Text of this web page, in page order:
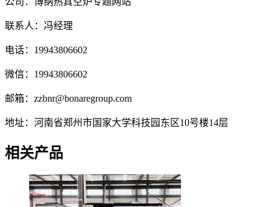
联系人：冯经理
电话：19943806602
微信：19943806602
邮箱：zzbnr@bonaregroup.com
地址：河南省郑州市国家大学科技园东区10号楼14层
相关产品